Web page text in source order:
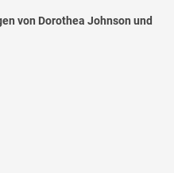
von Dorothea Johnson und